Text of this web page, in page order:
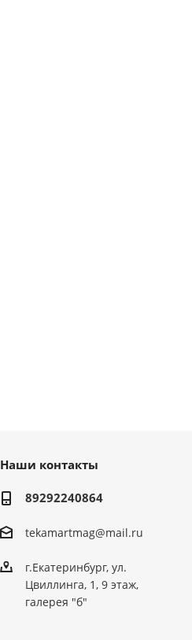
Наши контакты
89292240864
tekamartmag@mail.ru
г.Екатеринбург, ул.
Цвиллинга, 1, 9 этаж,
галерея "б"